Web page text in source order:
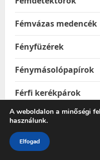
Fémvázas medencék
Fényfüzérek
Fénymásolópapírok
Férfi kerékpárok
Férfi kesztyűk
Férfi kiegészítők
A weboldalon a minőségi
használunk.
Elfogad